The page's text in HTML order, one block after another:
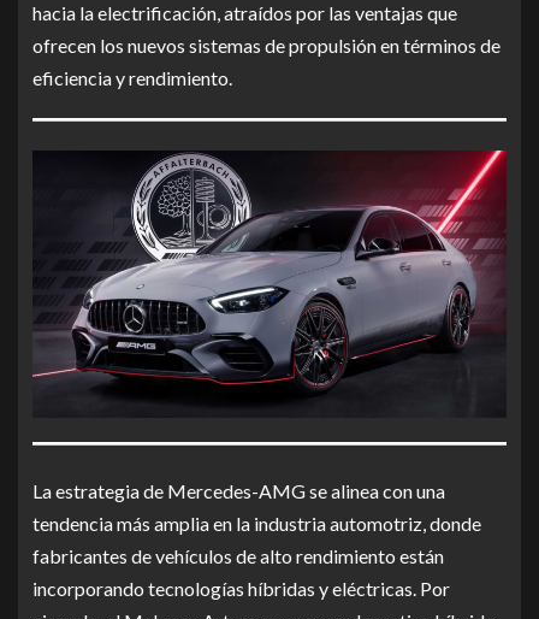
hacia la electrificación, atraídos por las ventajas que
ofrecen los nuevos sistemas de propulsión en términos de
eficiencia y rendimiento.
La estrategia de Mercedes-AMG se alinea con una
tendencia más amplia en la industria automotriz, donde
fabricantes de vehículos de alto rendimiento están
incorporando tecnologías híbridas y eléctricas. Por